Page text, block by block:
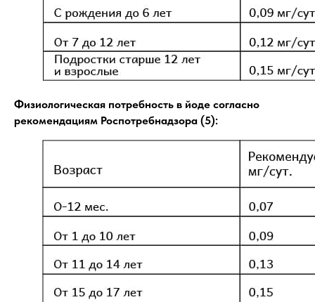
Физиологическая потребность в йоде согласно
рекомендациям Роспотребнадзора (5):